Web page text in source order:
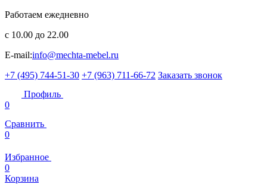
Работаем ежедневно
с 10.00 до 22.00
E-mail:info@mechta-mebel.ru
+7 (495) 744-51-30 +7 (963) 711-66-72 Заказать звонок
Профиль
0
Сравнить
0
Избранное
0
Корзина